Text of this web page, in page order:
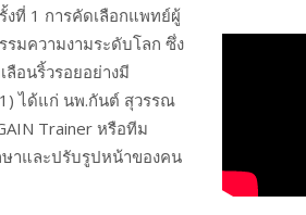
งที่ 1 การคัดเลือกแพทย์ผู้
มความงามระดับโลก ซึ่ง
อนริ้วรอยอย่างมี
ได้แก่ นพ.กันต์ สุวรรณ
Trainer หรือทีม
าและปรับรูปหน้าของคน